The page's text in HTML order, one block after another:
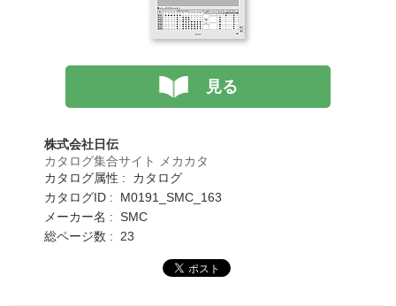
見る
株式会社日伝
カタログ集合サイト メカカタ
カタログ属性 : カタログ
カタログID : M0191_SMC_163
メーカー名 : SMC
総ページ数 : 23